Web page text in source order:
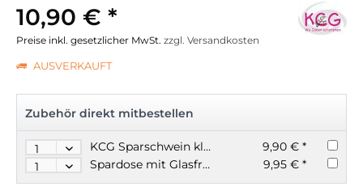
10,90 € *
Preise inkl. gesetzlicher MwSt. zzgl. Versandkosten
AUSVERKAUFT
Zubehör direkt mitbestellen
KCG Sparschwein klein Notgroschen in blau
9,90 € *
Spardose mit Glasfront Notgroschen
9,95 € *